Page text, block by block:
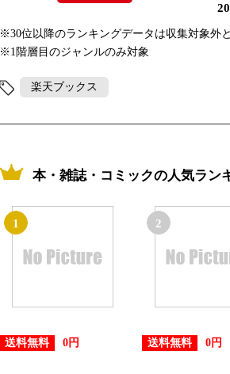
※30位以降のランキングデータは収集対象外
※1階層目のジャンルのみ対象
楽天ブックス
本・雑誌・コミックの人気ラン
1
送料無料 0円
2
送料無料 0円